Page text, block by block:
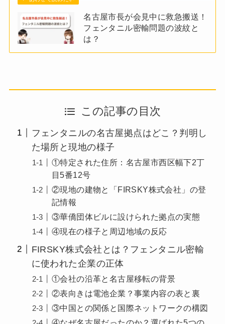
名古屋市長が会見中に救急搬送！
フェンタニル密輸問題の波紋と
は？
この記事の目次
フェンタニルの名古屋拠点はどこ？判明し
た場所と現地の様子
①特定された住所：名古屋市西区幅下2丁
目5番12号
②現地の建物と「FIRSKY株式会社」の登
記情報
③華僑団体ビルに設けられた拠点の実態
④現在の様子と周辺地域の反応
FIRSKY株式会社とは？フェンタニル密輸
に使われた企業の正体
①会社の沿革と名古屋移転の背景
②表向きは電池企業？事業内容の表と裏
③中国との関係と国際ネットワークの構図